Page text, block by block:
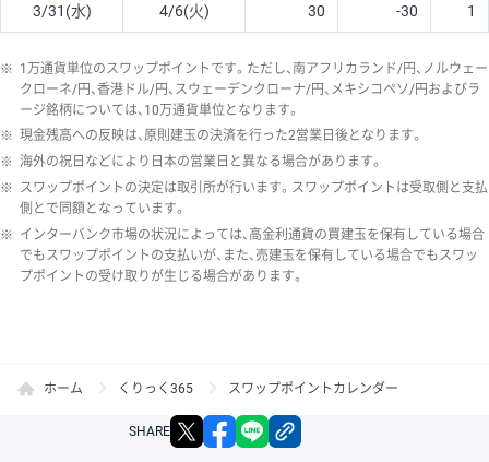
3/31(水) 4/6(火) 30 -30 1
※ 1万通貨単位のスワップポイントです。ただし、南アフリカランド/円、ノルウェー
クローネ/円、香港ドル/円、スウェーデンクローナ/円、メキシコペソ/円およびラ
ージ銘柄については、10万通貨単位となります。
※ 現金残高への反映は、原則建玉の決済を行った2営業日後となります。
※ 海外の祝日などにより日本の営業日と異なる場合があります。
※ スワップポイントの決定は取引所が行います。スワップポイントは受取側と支払
側とで同額となっています。
※ インターバンク市場の状況によっては、高金利通貨の買建玉を保有している場合
でもスワップポイントの支払いが、また、売建玉を保有している場合でもスワッ
プポイントの受け取りが生じる場合があります。
ホーム くりっく365 スワップポイントカレンダー
SHARE X facebook